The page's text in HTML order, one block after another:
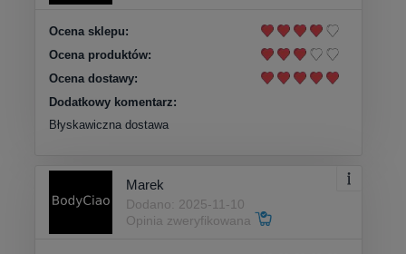
Ocena sklepu:
Ocena produktów:
Ocena dostawy:
Dodatkowy komentarz:
Błyskawiczna dostawa
Marek
Dodano: 2025-11-10
Opinia zweryfikowana